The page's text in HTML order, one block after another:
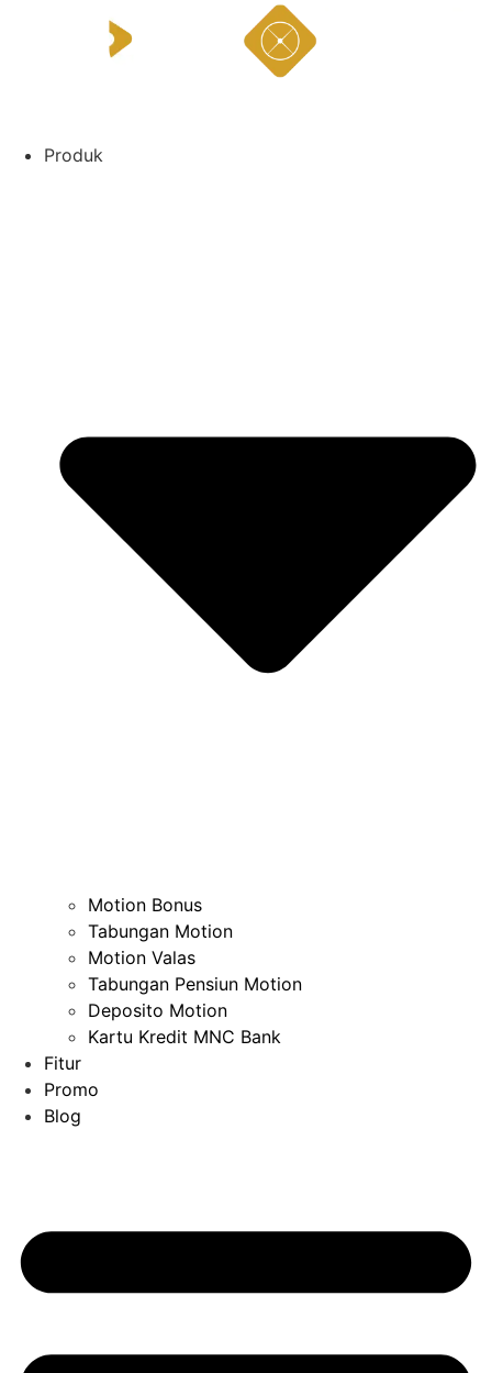
Produk
Motion Bonus
Tabungan Motion
Motion Valas
Tabungan Pensiun Motion
Deposito Motion
Kartu Kredit MNC Bank
Fitur
Promo
Blog